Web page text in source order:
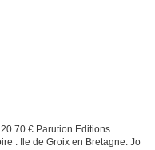
€ Parution Editions
: Ile de Groix en Bretagne. Jo